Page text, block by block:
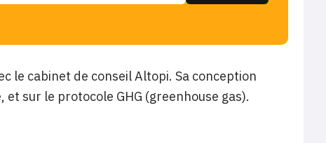
le cabinet de conseil Altopi. Sa conception
et sur le protocole GHG (greenhouse gas).